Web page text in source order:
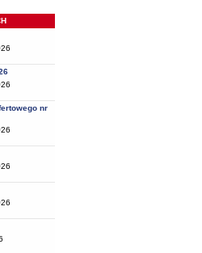
nr